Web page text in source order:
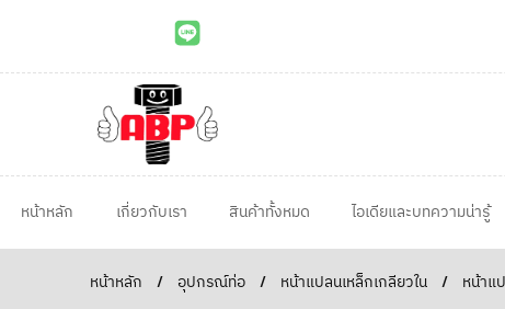
หน้าหลัก เกี่ยวกับเรา สินค้าทั้งหมด ไอเดียและบทความน่ารู้
หน้าหลัก / อุปกรณ์ท่อ / หน้าแปลนเหล็กเกลียวใน / หน้าแ